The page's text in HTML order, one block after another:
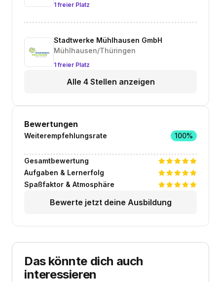
1 freier Platz
Stadtwerke Mühlhausen GmbH
Mühlhausen/Thüringen
1 freier Platz
Alle 4 Stellen anzeigen
Bewertungen
Weiterempfehlungsrate 100%
Gesamtbewertung
Aufgaben & Lernerfolg
Spaßfaktor & Atmosphäre
Bewerte jetzt deine Ausbildung
Das könnte dich auch
interessieren